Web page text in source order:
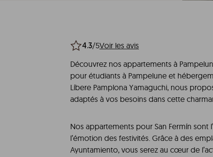
4.3/5Voir les avis
Découvrez nos appartements à
pour étudiants à Pampelune et
Líbere Pamplona Yamaguchi, nous
adaptés à vos besoins dans cette
Nos appartements pour San Fermín
l’émotion des festivités. Grâce à des
Ayuntamiento, vous serez au cœur de